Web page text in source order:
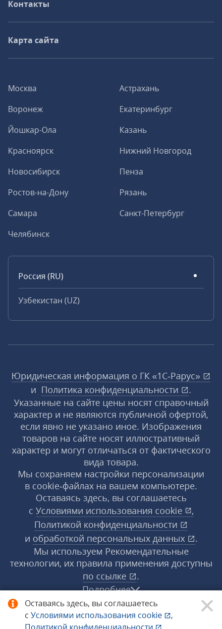
Оставаясь здесь, вы соглашаетесь
с Условиями использования cookie
,
Москва
Астрахань
Воронеж
Екатеринбург
Йошкар-Ола
Казань
Красноярск
Нижний Новгород
Новосибирск
Пенза
Ростов-на-Дону
Рязань
Самара
Санкт-Петербург
Челябинск
Россия (RU)
Узбекистан (UZ)
Контакты
Карта сайта
Юридическая информация о ГК «1С‑Рарус»
и Политика конфиденциальности
.
Указанные на сайте цены носят справочный
характер и не являются публичной офертой,
если явно не указано иное. Изображения
товаров на сайте носят иллюстративный
характер и могут отличаться от фактического
вида товара.
Мы сохраняем настройки персонализации
в cookie‑файлах на вашем компьютере.
Оставаясь здесь, вы соглашаетесь
с Условиями использования cookie
,
Политикой конфиденциальности
и обработкой персональных данных
.
Мы используем Рекомендательные
технологии, их правила применения доступны
по ссылке
.
Подробнее
© 1998−2026 «1С‑Рарус» ®. Все права